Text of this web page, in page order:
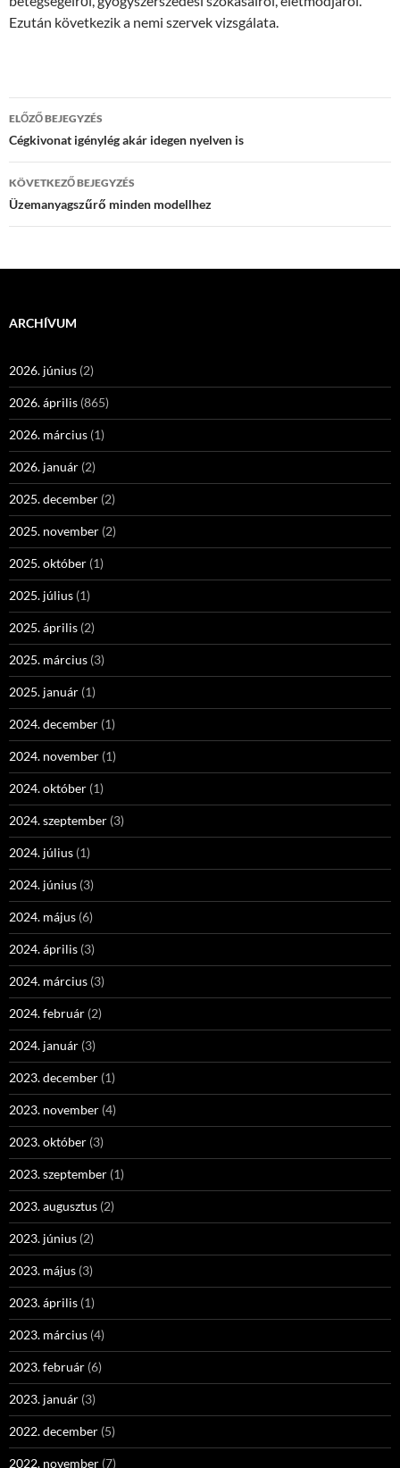
Ezután következik a nemi szervek vizsgálata.
Bejegyzés
navigáció
ELŐZŐ BEJEGYZÉS
Cégkivonat igénylég akár idegen nyelven is
KÖVETKEZŐ BEJEGYZÉS
Üzemanyagszűrő minden modellhez
ARCHÍVUM
2026. június (2)
2026. április (865)
2026. március (1)
2026. január (2)
2025. december (2)
2025. november (2)
2025. október (1)
2025. július (1)
2025. április (2)
2025. március (3)
2025. január (1)
2024. december (1)
2024. november (1)
2024. október (1)
2024. szeptember (3)
2024. július (1)
2024. június (3)
2024. május (6)
2024. április (3)
2024. március (3)
2024. február (2)
2024. január (3)
2023. december (1)
2023. november (4)
2023. október (3)
2023. szeptember (1)
2023. augusztus (2)
2023. június (2)
2023. május (3)
2023. április (1)
2023. március (4)
2023. február (6)
2023. január (3)
2022. december (5)
2022. november (7)